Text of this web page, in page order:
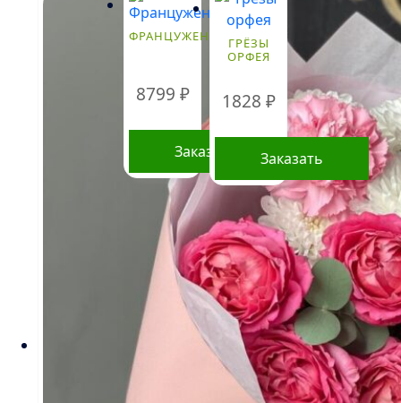
ФРАНЦУЖЕНКА
8799 ₽
Заказать
ГРЁЗЫ
ОРФЕЯ
1828 ₽
Заказать
композиций,
указанная на
сайте,
ориентировочна
и может
меняться.
Окончательная
цена зависит от
доступности
определенных
видов цветов,
времени года, а
также может
быть выше в периоды праздников и
предпраздничных дней. Информация о
составе букетов, ценах на товары и услуги,
представленная на данном сайте,
предназначена исключительно для
ознакомления и не является публичной
офертой, как это определено в Статье 437(2)
Гражданского кодекса Российской Федерации.